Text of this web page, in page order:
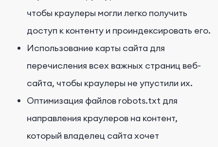
чтобы краулеры могли легко получить
доступ к контенту и проиндексировать его.
Использование карты сайта для
перечисления всех важных страниц веб-
сайта, чтобы краулеры не упустили их.
Оптимизация файлов robots.txt для
направления краулеров на контент,
который владелец сайта хочет